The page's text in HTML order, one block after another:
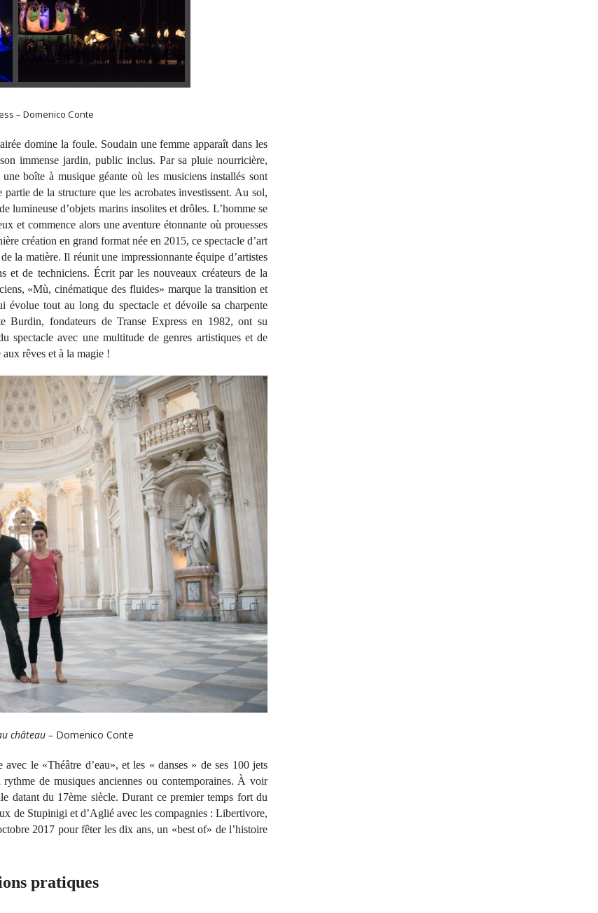
– Domenico Conte
domine la foule. Soudain une femme apparaît dans les
immense jardin, public inclus. Par sa pluie nourricière,
boîte à musique géante où les musiciens installés sont
de la structure que les acrobates investissent. Au sol,
lumineuse d’objets marins insolites et drôles. L’homme se
et commence alors une aventure étonnante où prouesses
création en grand format née en 2015, ce spectacle d’art
la matière. Il réunit une impressionnante équipe d’artistes
et de techniciens. Écrit par les nouveaux créateurs de la
«Mù, cinématique des fluides» marque la transition et
évolue tout au long du spectacle et dévoile sa charpente
Burdin, fondateurs de Transe Express en 1982, ont su
spectacle avec une multitude de genres artistiques et de
rêves et à la magie !
château – Domenico Conte
le «Théâtre d’eau», et les « danses » de ses 100 jets
rythme de musiques anciennes ou contemporaines. À voir
datant du 17ème siècle. Durant ce premier temps fort du
de Stupinigi et d’Aglié avec les compagnies : Libertivore,
2017 pour fêter les dix ans, un «best of» de l’histoire
pratiques